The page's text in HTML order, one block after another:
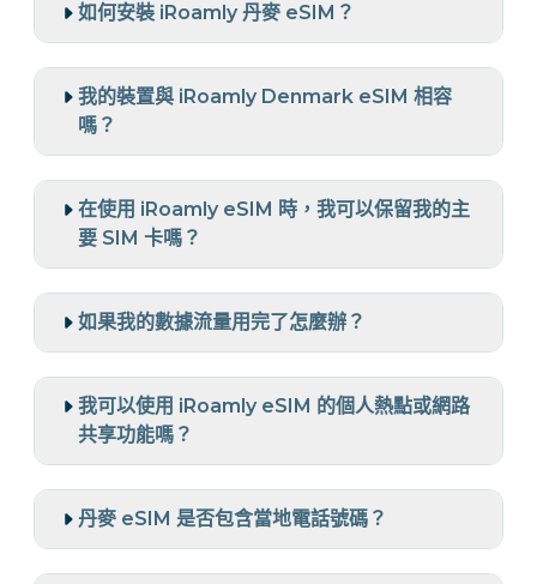
如何安裝 iRoamly 丹麥 eSIM？
我的裝置與 iRoamly Denmark eSIM 相容
嗎？
在使用 iRoamly eSIM 時，我可以保留我的主
要 SIM 卡嗎？
如果我的數據流量用完了怎麼辦？
我可以使用 iRoamly eSIM 的個人熱點或網路
共享功能嗎？
丹麥 eSIM 是否包含當地電話號碼？